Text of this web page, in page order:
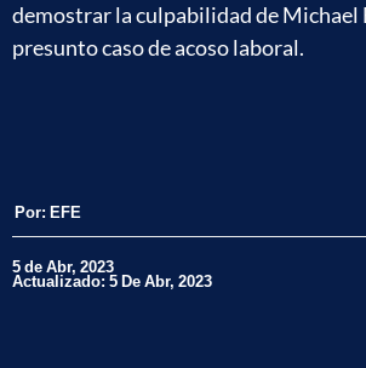
demostrar la culpabilidad de Michael
presunto caso de acoso laboral.
Por: EFE
5 de Abr, 2023
Actualizado: 5 De Abr, 2023